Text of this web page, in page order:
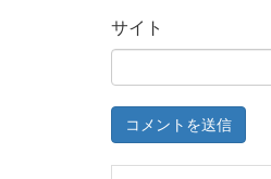
サイト